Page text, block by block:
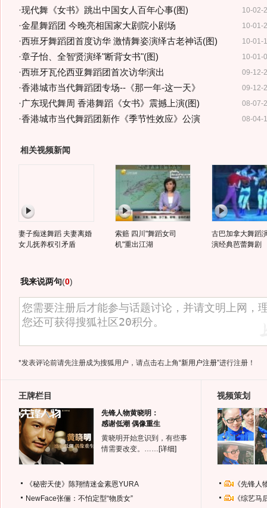
10-02-
·现代舞《女书》跳出中国女人百年心事(图)
10-01-
·金星舞蹈团 今晚亮相国家大剧院小剧场
10-01-
·西班牙舞蹈团首度访华 激情舞姿演绎古老神话(图)
10-01-
·章子怡、全智贤演绎"断背女书"(图)
09-12-
·西班牙瓦伦西亚舞蹈团首次访华演出
09-12-
·香港城市当代舞蹈团专场--《那一年-这一天》
08-07-
·广东现代舞周 香港舞蹈《女书》震撼上演(图)
08-04-
·香港城市当代舞蹈团新作《季节性效应》公演
相关视频新闻
妻子痴迷舞蹈 夫妻离婚
女儿抚养权引矛盾
索赔 四川"舞蹈女司
机"重出江湖
古巴加拿大舞蹈
演经典芭蕾舞剧
我来说两句(0)
*发表评论前请先注册成为搜狐用户，请点击右上角“新用户注册”进行注册！
王牌栏目
先锋人物黄晓明：
感谢低潮 偶像重生
黄晓明开始意识到，有些事
情需要改变。…… [详细]
《秘密天使》陈翔情迷金素恩YURA
NewFace张俪：不怕定型“物质女”
视频策划
《先锋
《综艺